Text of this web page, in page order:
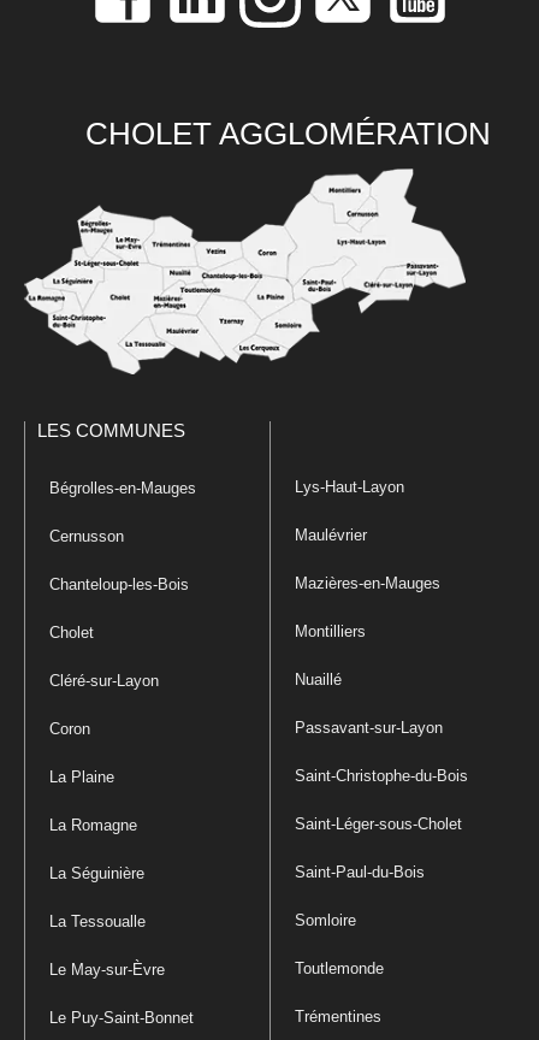
CHOLET AGGLOMÉRATION
LES COMMUNES
Bégrolles-en-Mauges
Cernusson
Chanteloup-les-Bois
Cholet
Cléré-sur-Layon
Coron
La Plaine
La Romagne
La Séguinière
La Tessoualle
Le May-sur-Èvre
Le Puy-Saint-Bonnet
Lys-Haut-Layon
Maulévrier
Mazières-en-Mauges
Montilliers
Nuaillé
Passavant-sur-Layon
Saint-Christophe-du-Bois
Saint-Léger-sous-Cholet
Saint-Paul-du-Bois
Somloire
Toutlemonde
Trémentines